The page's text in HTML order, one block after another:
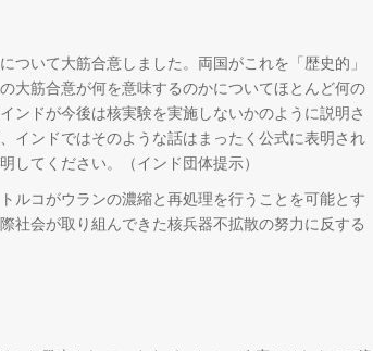
ついて大筋合意しました。両国がこれを「歴史的」
大筋合意が何を意味するのかについてほとんど何の
ンドが今後は核実験を実施しないかのように説明さ
インドではそのような話はまったく公式に表明され
してください。（インド団体提示）
ルコがウランの濃縮と再処理を行うことを可能とす
社会が取り組んできた核兵器不拡散の努力に反する